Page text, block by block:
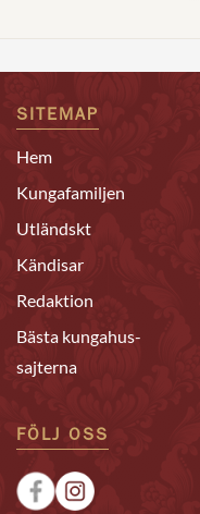
SITEMAP
Hem
Kungafamiljen
Utländskt
Kändisar
Redaktion
Bästa kungahus-
sajterna
FÖLJ OSS